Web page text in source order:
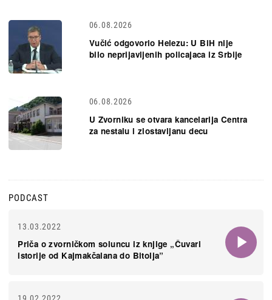
06.08.2026
Vučić odgovorio Helezu: U BiH nije
bilo neprijavljenih policajaca iz Srbije
06.08.2026
U Zvorniku se otvara kancelarija Centra
za nestalu i zlostavljanu decu
PODCAST
13.03.2022
Priča o zvorničkom soluncu iz knjige „Čuvari
istorije od Kajmakčalana do Bitolja”
19.02.2022